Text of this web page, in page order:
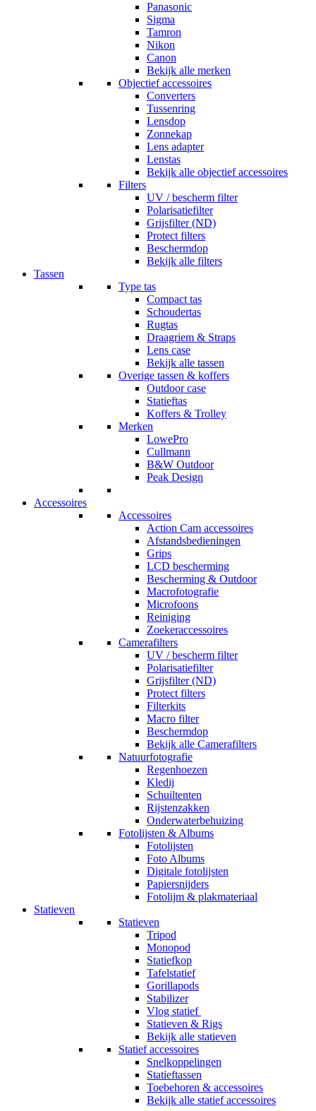
Panasonic
Sigma
Tamron
Nikon
Canon
Bekijk alle merken
Objectief accessoires
Converters
Tussenring
Lensdop
Zonnekap
Lens adapter
Lenstas
Bekijk alle objectief accessoires
Filters
UV / bescherm filter
Polarisatiefilter
Grijsfilter (ND)
Protect filters
Beschermdop
Bekijk alle filters
Tassen
Type tas
Compact tas
Schoudertas
Rugtas
Draagriem & Straps
Lens case
Bekijk alle tassen
Overige tassen & koffers
Outdoor case
Statieftas
Koffers & Trolley
Merken
LowePro
Cullmann
B&W Outdoor
Peak Design
Accessoires
Accessoires
Action Cam accessoires
Afstandsbedieningen
Grips
LCD bescherming
Bescherming & Outdoor
Macrofotografie
Microfoons
Reiniging
Zoekeraccessoires
Camerafilters
UV / bescherm filter
Polarisatiefilter
Grijsfilter (ND)
Protect filters
Filterkits
Macro filter
Beschermdop
Bekijk alle Camerafilters
Natuurfotografie
Regenhoezen
Kledij
Schuiltenten
Rijstenzakken
Onderwaterbehuizing
Fotolijsten & Albums
Fotolijsten
Foto Albums
Digitale fotolijsten
Papiersnijders
Fotolijm & plakmateriaal
Statieven
Statieven
Tripod
Monopod
Statiefkop
Tafelstatief
Gorillapods
Stabilizer
Vlog statief
Statieven & Rigs
Bekijk alle statieven
Statief accessoires
Snelkoppelingen
Statieftassen
Toebehoren & accessoires
Bekijk alle statief accessoires